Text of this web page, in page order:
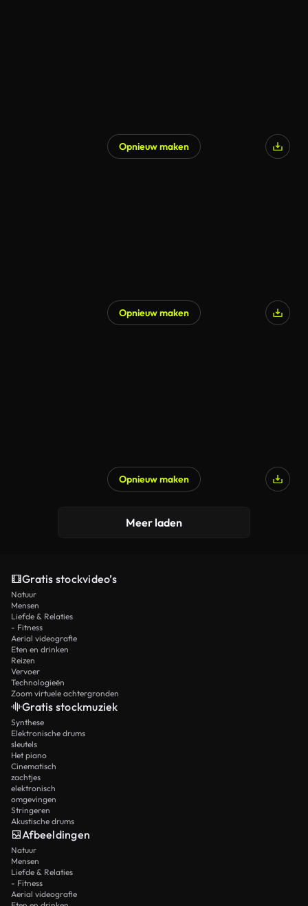
Opnieuw maken
Opnieuw maken
Opnieuw maken
Meer laden
Gratis stockvideo’s
Natuur
Mensen
Liefde & Relaties
- Fitness
Aerial videografie
Eten en drinken
Reizen
Vervoer
Technologieën
Zoom virtuele achtergronden
Gratis stockmuziek
Synthese
Elektronische drums
sleutels
Het piano
Cinematisch
zachtjes
elektronisch
omgevingen
Stringeren
Akustische drums
Afbeeldingen
Natuur
Mensen
Liefde & Relaties
- Fitness
Aerial videografie